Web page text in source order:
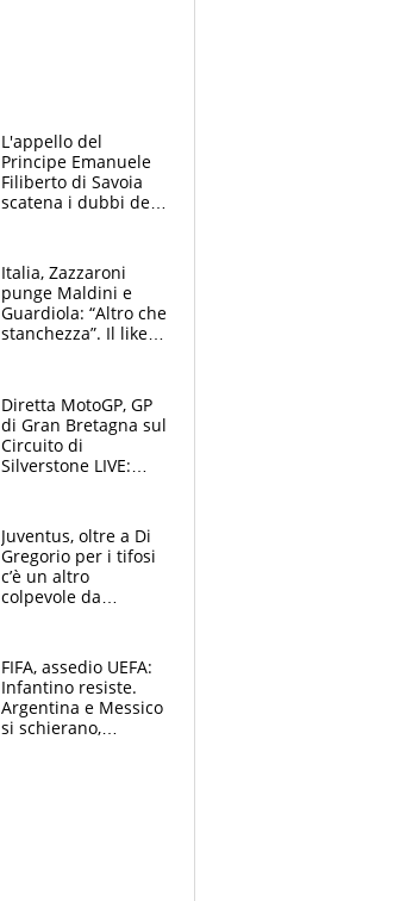
L'appello del
Principe Emanuele
Filiberto di Savoia
scatena i dubbi dei
Italia, Zazzaroni
punge Maldini e
Guardiola: “Altro che
stanchezza”. Il like
Diretta MotoGP, GP
di Gran Bretagna sul
Circuito di
Silverstone LIVE:
Ducati in affanno
Juventus, oltre a Di
Gregorio per i tifosi
c’è un altro
colpevole da
FIFA, assedio UEFA:
Infantino resiste.
Argentina e Messico
si schierano,